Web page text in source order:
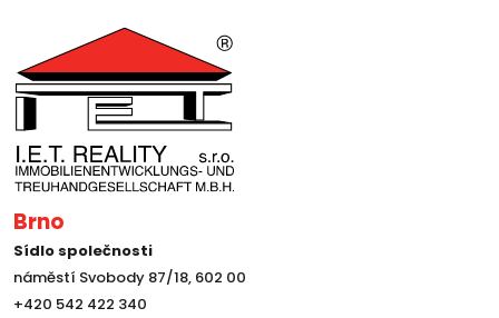
Brno
Sídlo společnosti
náměstí Svobody 87/18, 602 00
+420 542 422 340